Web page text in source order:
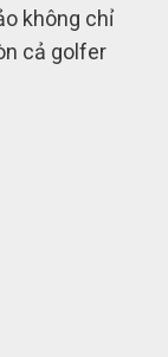
không chỉ
cả golfer